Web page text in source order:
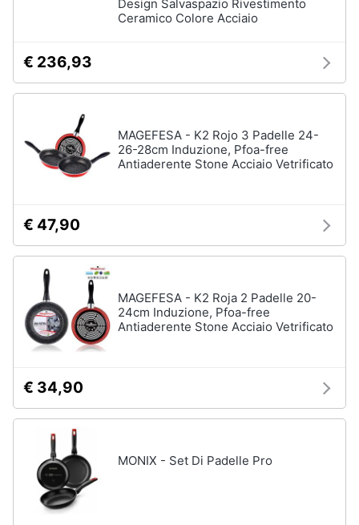
Design Salvaspazio Rivestimento
Ceramico Colore Acciaio
€ 236,93
MAGEFESA - K2 Rojo 3 Padelle 24-
26-28cm Induzione, Pfoa-free
Antiaderente Stone Acciaio Vetrificato
€ 47,90
MAGEFESA - K2 Roja 2 Padelle 20-
24cm Induzione, Pfoa-free
Antiaderente Stone Acciaio Vetrificato
€ 34,90
MONIX - Set Di Padelle Pro